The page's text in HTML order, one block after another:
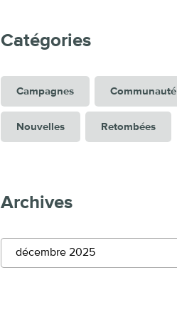
Catégories
Campagnes Communauté
Nouvelles Retombées
Archives
décembre 2025